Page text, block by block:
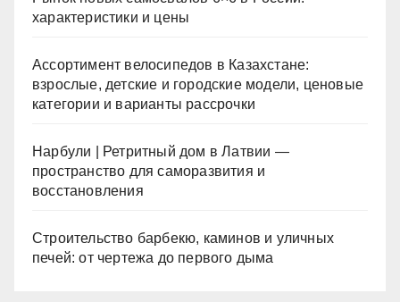
характеристики и цены
Ассортимент велосипедов в Казахстане:
взрослые, детские и городские модели, ценовые
категории и варианты рассрочки
Нарбули | Ретритный дом в Латвии —
пространство для саморазвития и
восстановления
Строительство барбекю, каминов и уличных
печей: от чертежа до первого дыма